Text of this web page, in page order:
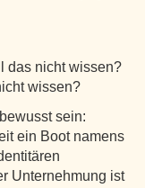
das nicht wissen?
wissen?
sein:
ein Boot namens
Unternehmung ist